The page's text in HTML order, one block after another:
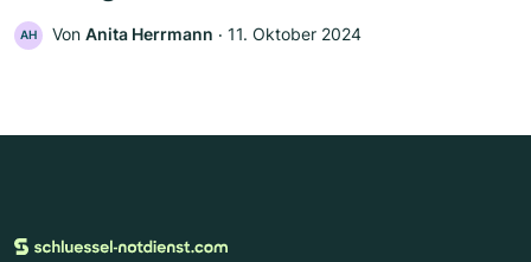
AH Von Anita Herrmann ‧ 11. Oktober 2024